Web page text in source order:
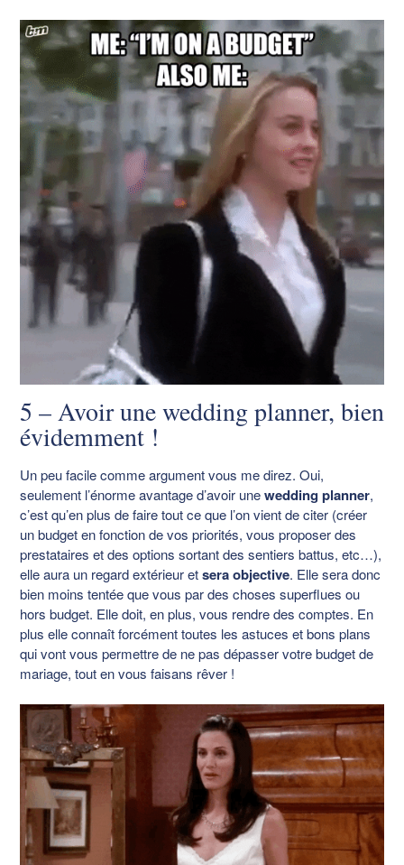
5 – Avoir une wedding planner, bien
évidemment !
Un peu facile comme argument vous me direz. Oui,
seulement l’énorme avantage d’avoir unewedding planner,
c’est qu’en plus de faire tout ce que l’on vient de citer (créer
un budget en fonction de vos priorités, vous proposer des
prestataires et des options sortant des sentiers battus, etc…),
elle aura un regard extérieur etsera objective. Elle sera donc
bien moins tentée que vous par des choses superflues ou
hors budget. Elle doit, en plus, vous rendre des comptes. En
plus elle connaît forcément toutes les astuces et bons plans
qui vont vous permettre de ne pas dépasser votre budget de
mariage, tout en vous faisans rêver !